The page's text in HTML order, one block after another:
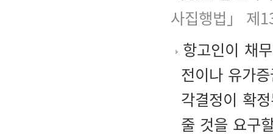
사집행법」 제
항고인이 채
전이나 유가
각결정이 확
줄 것을 요구